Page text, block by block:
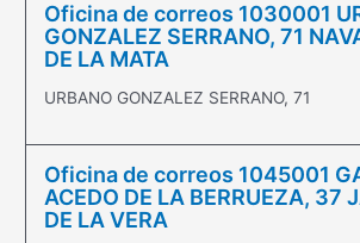
Oficina de correos 1030001
GONZALEZ SERRANO, 71
DE LA MATA
URBANO GONZALEZ SERRANO, 71
Oficina de correos 1045001
ACEDO DE LA BERRUEZA, 37
DE LA VERA